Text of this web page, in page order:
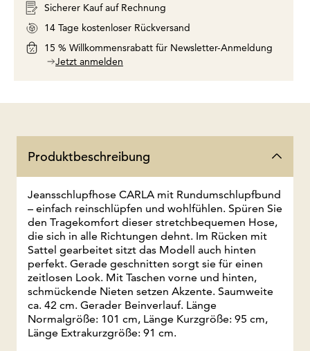
Sicherer Kauf auf Rechnung
14 Tage kostenloser Rückversand
15 % Willkommensrabatt für Newsletter-Anmeldung
Jetzt anmelden
Produktbeschreibung
Jeansschlupfhose CARLA mit Rundumschlupfbund
– einfach reinschlüpfen und wohlfühlen. Spüren Sie
den Tragekomfort dieser stretchbequemen Hose,
die sich in alle Richtungen dehnt. Im Rücken mit
Sattel gearbeitet sitzt das Modell auch hinten
perfekt. Gerade geschnitten sorgt sie für einen
zeitlosen Look. Mit Taschen vorne und hinten,
schmückende Nieten setzen Akzente. Saumweite
ca. 42 cm. Gerader Beinverlauf. Länge
Normalgröße: 101 cm, Länge Kurzgröße: 95 cm,
Länge Extrakurzgröße: 91 cm.